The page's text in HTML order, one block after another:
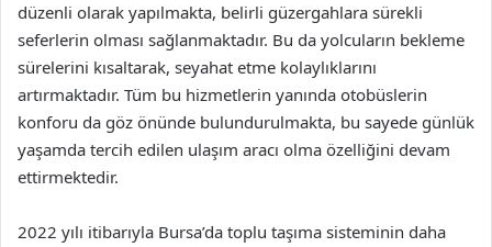
düzenli olarak yapılmakta, belirli güzergahlara sürekli
seferlerin olması sağlanmaktadır. Bu da yolcuların bekleme
sürelerini kısaltarak, seyahat etme kolaylıklarını
artırmaktadır. Tüm bu hizmetlerin yanında otobüslerin
konforu da göz önünde bulundurulmakta, bu sayede günlük
yaşamda tercih edilen ulaşım aracı olma özelliğini devam
ettirmektedir.
2022 yılı itibarıyla Bursa’da toplu taşıma sisteminin daha